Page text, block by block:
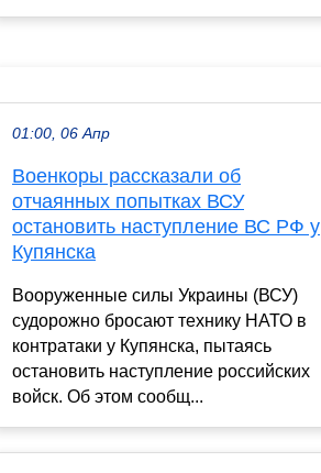
01:00, 06 Апр
Военкоры рассказали об
отчаянных попытках ВСУ
остановить наступление ВС РФ у
Купянска
Вооруженные силы Украины (ВСУ)
судорожно бросают технику НАТО в
контратаки у Купянска, пытаясь
остановить наступление российских
войск. Об этом сообщ...